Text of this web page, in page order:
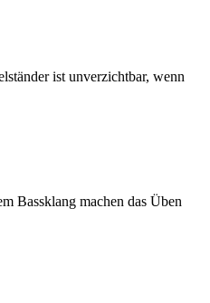
ist unverzichtbar, wenn
Bassklang machen das Üben